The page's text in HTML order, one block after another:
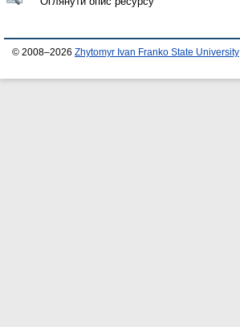
© 2008–2026 Zhytomyr Ivan Franko State University